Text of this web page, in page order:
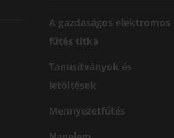
A gazdaságos elektromos
fűtés titka
Tanusítványok és
letöltések
Mennyezetfűtés